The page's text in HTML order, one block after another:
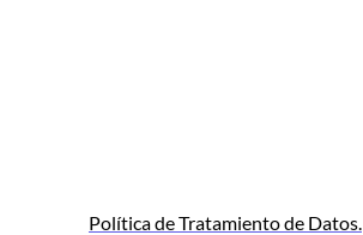
Política de Tratamiento de Datos.